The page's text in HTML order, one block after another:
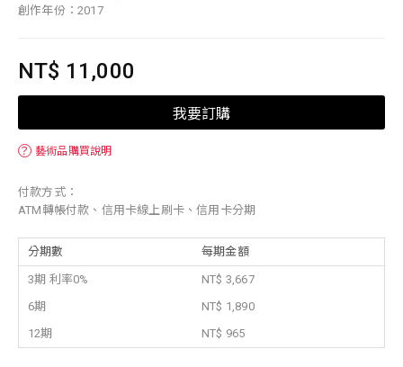
創作年份：2017
NT$ 11,000
我要訂購
？ 藝術品購買說明
付款方式：
ATM轉帳付款、信用卡線上刷卡、信用卡分期
分期數 每期金額
3期 利率0%
NT$ 3,667
6期
NT$ 1,890
12期
NT$ 965